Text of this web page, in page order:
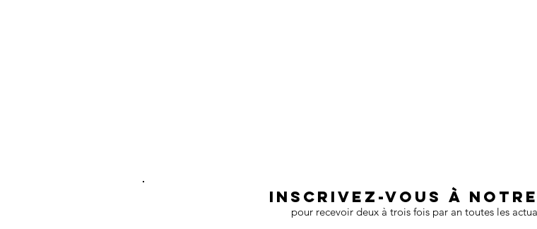
Inscrivez-vous à
pour recevoir deux à trois fois par an toutes les